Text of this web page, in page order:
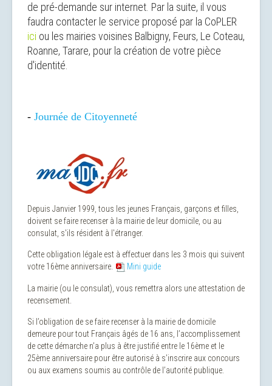
de pré-demande sur internet. Par la suite, il vous
faudra contacter le service proposé par la CoPLER
ici ou les mairies voisines Balbigny, Feurs, Le Coteau,
Roanne, Tarare, pour la création de votre pièce
d'identité.
- Journée de Citoyenneté
Depuis Janvier 1999, tous les jeunes Français, garçons et filles,
doivent se faire recenser à la mairie de leur domicile, ou au
consulat, s'ils résident à l'étranger.
Cette obligation légale est à effectuer dans les 3 mois qui suivent
votre 16ème anniversaire.
Mini guide
La mairie (ou le consulat), vous remettra alors une attestation de
recensement.
Si l’obligation de se faire recenser à la mairie de domicile
demeure pour tout Français âgés de 16 ans, l’accomplissement
de cette démarche n’a plus à être justifié entre le 16ème et le
25ème anniversaire pour être autorisé à s’inscrire aux concours
ou aux examens soumis au contrôle de l’autorité publique.